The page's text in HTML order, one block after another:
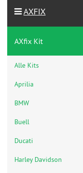
AXFIX
AXfix Kit
Alle Kits
Aprilia
BMW
Buell
Ducati
Harley Davidson